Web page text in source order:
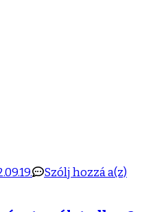
Szólj hozzá a(z)